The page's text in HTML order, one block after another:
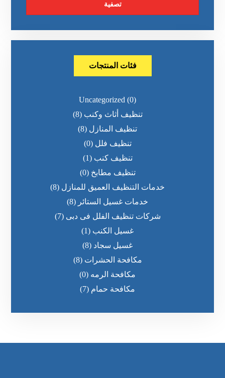
تصفية
فئات المنتجات
Uncategorized (0)
تنظيف أثاث وكنب (8)
تنظيف المنازل (8)
تنظيف فلل (0)
تنظيف كنب (1)
تنظيف مطابخ (0)
خدمات التنظيف العميق للمنازل (8)
خدمات غسيل الستائر (8)
شركات تنظيف الفلل فى دبى (7)
غسيل الكنب (1)
غسيل سجاد (8)
مكافحة الحشرات (8)
مكافحة الرمه (0)
مكافحة حمام (7)